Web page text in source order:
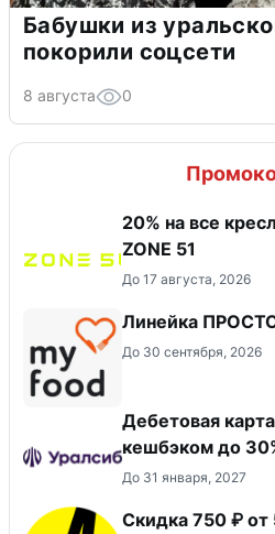
Бабушки из
покорили соцсети
8 августа 0
20% на все
ZONE 51
До 17 августа, 2026
Линейка
До 30 сентября, 2026
Дебетовая
кешбэком до
До 31 января, 2027
Скидка 750 ₽